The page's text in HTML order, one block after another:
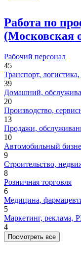
Работа по
(Московская
Рабочий персонал
45
Транспорт,
39
Домашний,
20
Производство,
13
Продажи,
10
Автомобильный
9
Строительство,
8
Розничная торговля
6
Медицина,
5
Маркетинг, реклама,
4
Посмотреть все